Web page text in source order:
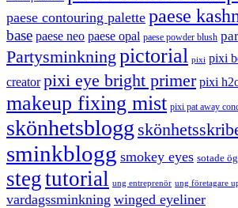
paese contouring palette paese
base paese neo paese opal paese powder blush
Partysminkning pictorial pixi pixi
creator pixi eye bright primer pixi
makeup fixing mist pixi pat away
skönhetsblogg
sminkblogg smokey eyes sotade
stegtutorial ung entreprenör ung företagare
vardagssminkning winged eyeliner